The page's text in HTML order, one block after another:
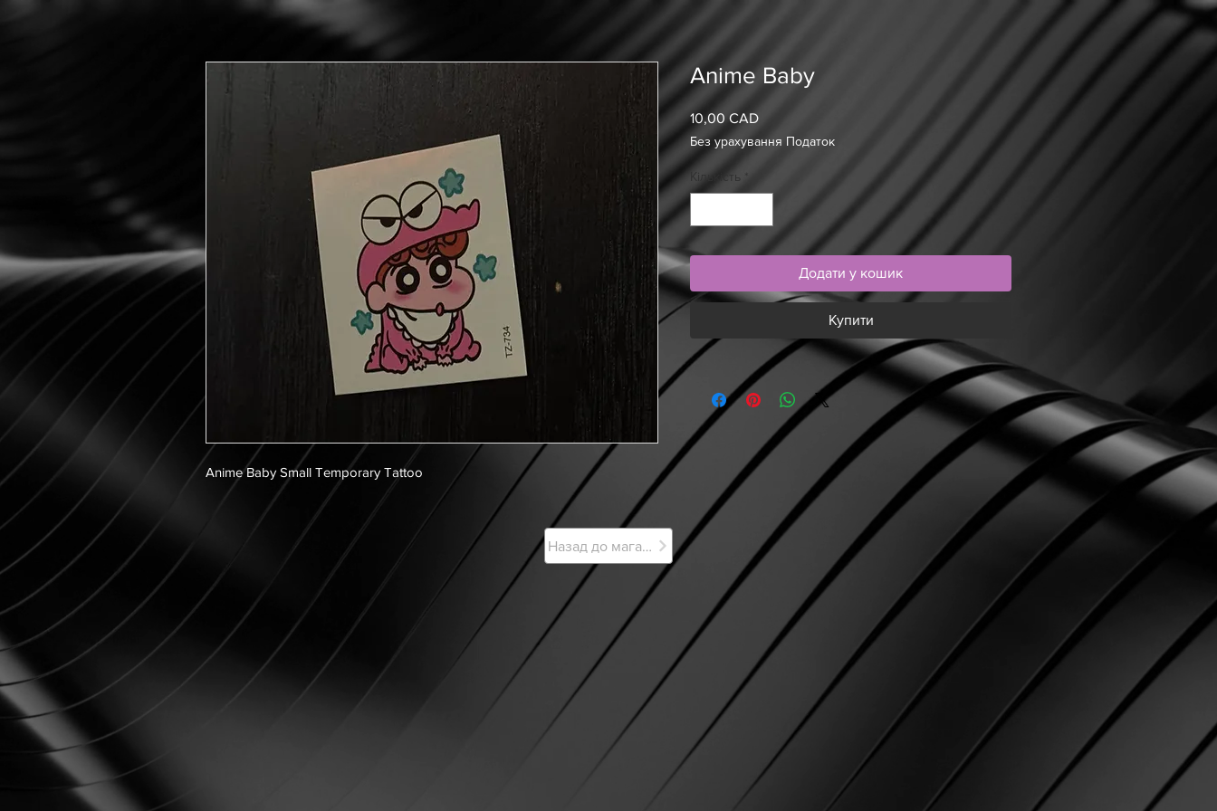
Anime Baby Small Temporary Tattoo
Anime Baby
10,00 CADЦіна
Без урахування Податок
Кількість *
Додати у кошик
Купити
Назад до магазину